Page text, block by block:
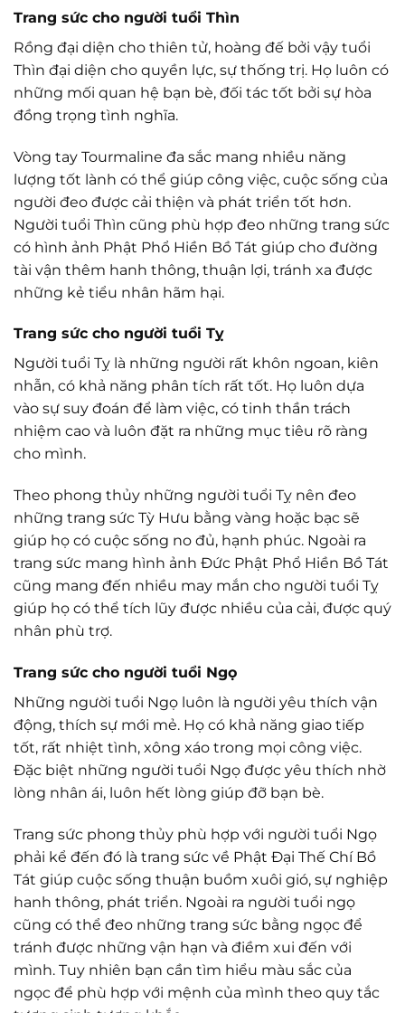
Trang sức cho người tuổi Thìn
Rồng đại diện cho thiên tử, hoàng đế bởi vậy tuổi
Thìn đại diện cho quyền lực, sự thống trị. Họ luôn có
những mối quan hệ bạn bè, đối tác tốt bởi sự hòa
đồng trọng tình nghĩa.
Vòng tay Tourmaline đa sắc mang nhiều năng
lượng tốt lành có thể giúp công việc, cuộc sống của
người đeo được cải thiện và phát triển tốt hơn.
Người tuổi Thìn cũng phù hợp đeo những trang sức
có hình ảnh Phật Phổ Hiền Bồ Tát giúp cho đường
tài vận thêm hanh thông, thuận lợi, tránh xa được
những kẻ tiểu nhân hãm hại.
Trang sức cho người tuổi Tỵ
Người tuổi Tỵ là những người rất khôn ngoan, kiên
nhẫn, có khả năng phân tích rất tốt. Họ luôn dựa
vào sự suy đoán để làm việc, có tinh thần trách
nhiệm cao và luôn đặt ra những mục tiêu rõ ràng
cho mình.
Theo phong thủy những người tuổi Tỵ nên đeo
những trang sức Tỳ Hưu bằng vàng hoặc bạc sẽ
giúp họ có cuộc sống no đủ, hạnh phúc. Ngoài ra
trang sức mang hình ảnh Đức Phật Phổ Hiền Bồ Tát
cũng mang đến nhiều may mắn cho người tuổi Tỵ
giúp họ có thể tích lũy được nhiều của cải, được quý
nhân phù trợ.
Trang sức cho người tuổi Ngọ
Những người tuổi Ngọ luôn là người yêu thích vận
động, thích sự mới mẻ. Họ có khả năng giao tiếp
tốt, rất nhiệt tình, xông xáo trong mọi công việc.
Đặc biệt những người tuổi Ngọ được yêu thích nhờ
lòng nhân ái, luôn hết lòng giúp đỡ bạn bè.
Trang sức phong thủy phù hợp với người tuổi Ngọ
phải kể đến đó là trang sức về Phật Đại Thế Chí Bồ
Tát giúp cuộc sống thuận buồm xuôi gió, sự nghiệp
hanh thông, phát triển. Ngoài ra người tuổi ngọ
cũng có thể đeo những trang sức bằng ngọc để
tránh được những vận hạn và điềm xui đến với
mình. Tuy nhiên bạn cần tìm hiểu màu sắc của
ngọc để phù hợp với mệnh của mình theo quy tắc